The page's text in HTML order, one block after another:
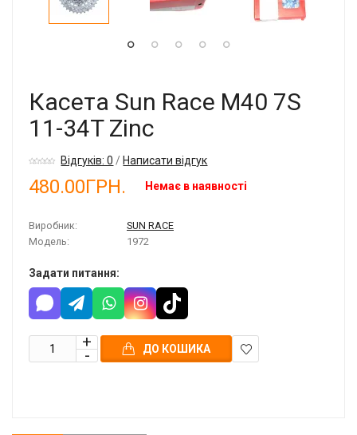
Касета Sun Race M40 7S
11-34T Zinc
Відгуків: 0 /Написати відгук
480.00ГРН. Немає в наявності
Виробник:
SUN RACE
Модель:
1972
Задати питання:
ДО КОШИКА